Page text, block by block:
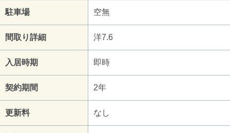
駐車場 空無
間取り詳細 洋7.6
入居時期 即時
契約期間 2年
更新料 なし